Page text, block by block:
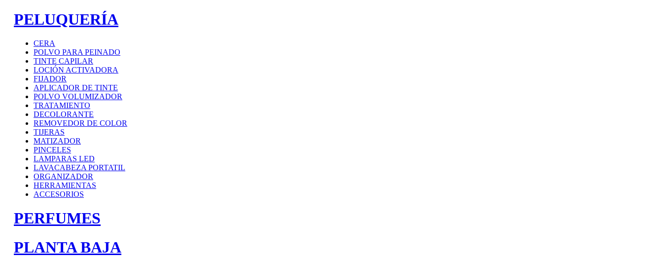
PELUQUERÍA
CERA
POLVO PARA PEINADO
TINTE CAPILAR
LOCIÓN ACTIVADORA
FIJADOR
APLICADOR DE TINTE
POLVO VOLUMIZADOR
TRATAMIENTO
DECOLORANTE
REMOVEDOR DE COLOR
TIJERAS
MATIZADOR
PINCELES
LAMPARAS LED
LAVACABEZA PORTATIL
ORGANIZADOR
HERRAMIENTAS
ACCESORIOS
PERFUMES
PLANTA BAJA